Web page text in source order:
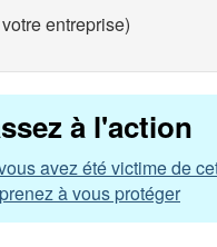
entreprise)
à l'action
avez été victime de
à vous protéger